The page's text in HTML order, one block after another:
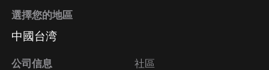
選擇您的地區
中國台湾
公司信息 社區